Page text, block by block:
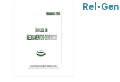
Rel-